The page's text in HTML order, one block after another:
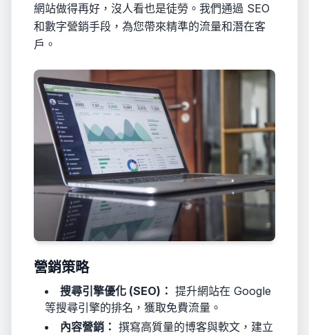
網站做得再好，沒人看也是徒勞。我們通過 SEO
和數字營銷手段，為您帶來精準的流量和潛在客
戶。
營銷策略
搜尋引擎優化 (SEO)： 提升網站在 Google
等搜尋引擎的排名，獲取免費流量。
內容營銷： 撰寫高質量的博客與軟文，建立